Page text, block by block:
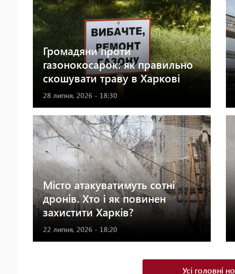
Громадяни проти
газонокосарок: як правильно
скошувати траву в Харкові
28 липня, 2026 - 18:30
Місто атакуватимуть сотні
дронів. Хто і як повинен
захистити Харків?
22 липня, 2026 - 18:20
Усі головні